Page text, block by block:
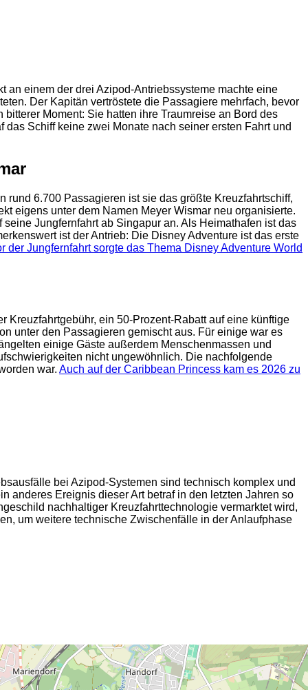
einem der drei Azipod-Antriebssysteme machte eine
Der Kapitän vertröstete die Passagiere mehrfach, bevor
Moment: Sie hatten ihre Traumreise an Bord des
Schiff keine zwei Monate nach seiner ersten Fahrt und
6.700 Passagieren ist sie das größte Kreuzfahrtschiff,
eigens unter dem Namen Meyer Wismar neu organisierte.
Jungfernfahrt ab Singapur an. Als Heimathafen ist das
ist der Antrieb: Die Disney Adventure ist das erste
der Jungfernfahrt sorgte das Thema Disney Adventure World
Kreuzfahrtgebühr, ein 50-Prozent-Rabatt auf eine künftige
unter den Passagieren gemischt aus. Für einige war es
einige Gäste außerdem Menschenmassen und
nicht ungewöhnlich. Die nachfolgende
war. Auch auf der Caribbean Princess kam es 2026 zu
bei Azipod-Systemen sind technisch komplex und
anderes Ereignis dieser Art betraf in den letzten Jahren so
nachhaltiger Kreuzfahrttechnologie vermarktet wird,
um weitere technische Zwischenfälle in der Anlaufphase